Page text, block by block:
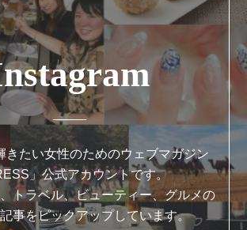
きたい女性のためのウェブマガジン
」公式アカウントです。
トラベル、ビューティー、グルメの
事をピックアップしています。